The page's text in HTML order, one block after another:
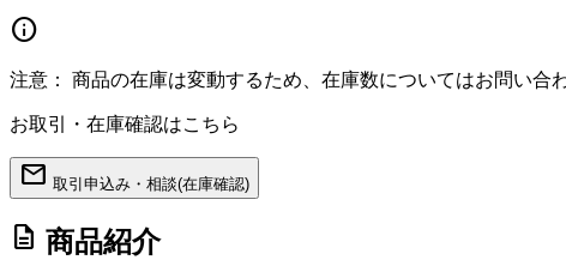
info
注意： 商品の在庫は変動するため、在庫数についてはお問い合
お取引・在庫確認はこちら
mail 取引申込み・相談(在庫確認)
description 商品紹介